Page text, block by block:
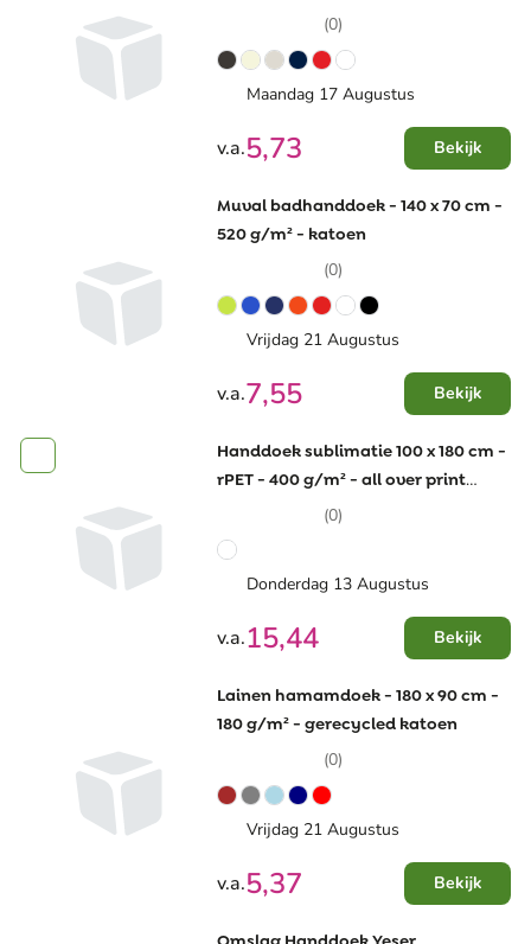
(0)
Maandag 17 Augustus
v.a.5,73 Bekijk
Muval badhanddoek - 140 x 70 cm -
520 g/m² - katoen
(0)
Vrijdag 21 Augustus
v.a.7,55 Bekijk
Handdoek sublimatie 100 x 180 cm -
rPET - 400 g/m² - all over print
(0)
Donderdag 13 Augustus
v.a.15,44 Bekijk
Lainen hamamdoek - 180 x 90 cm -
180 g/m² - gerecycled katoen
(0)
Vrijdag 21 Augustus
v.a.5,37 Bekijk